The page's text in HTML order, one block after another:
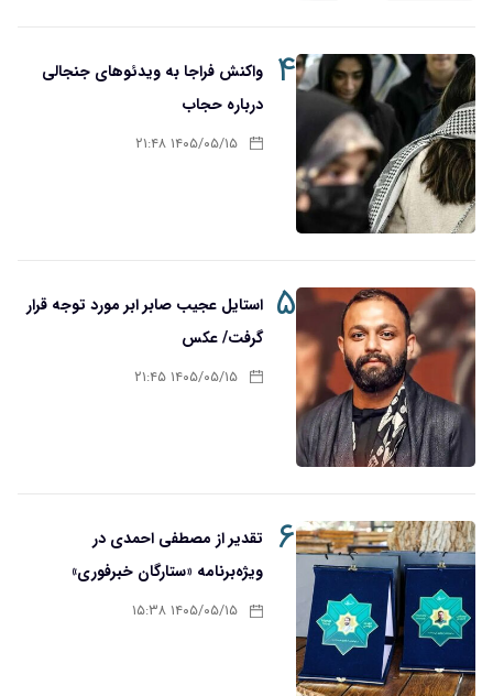
۴
واکنش فراجا به ویدئوهای جنجالی
درباره حجاب
۱۴۰۵/۰۵/۱۵ ۲۱:۴۸
۵ استایل عجیب صابر ابر مورد توجه قرار
گرفت/ عکس
۱۴۰۵/۰۵/۱۵ ۲۱:۴۵
۶
تقدیر از مصطفی احمدی در
ویژه‌برنامه «ستارگان خبرفوری»
۱۴۰۵/۰۵/۱۵ ۱۵:۳۸